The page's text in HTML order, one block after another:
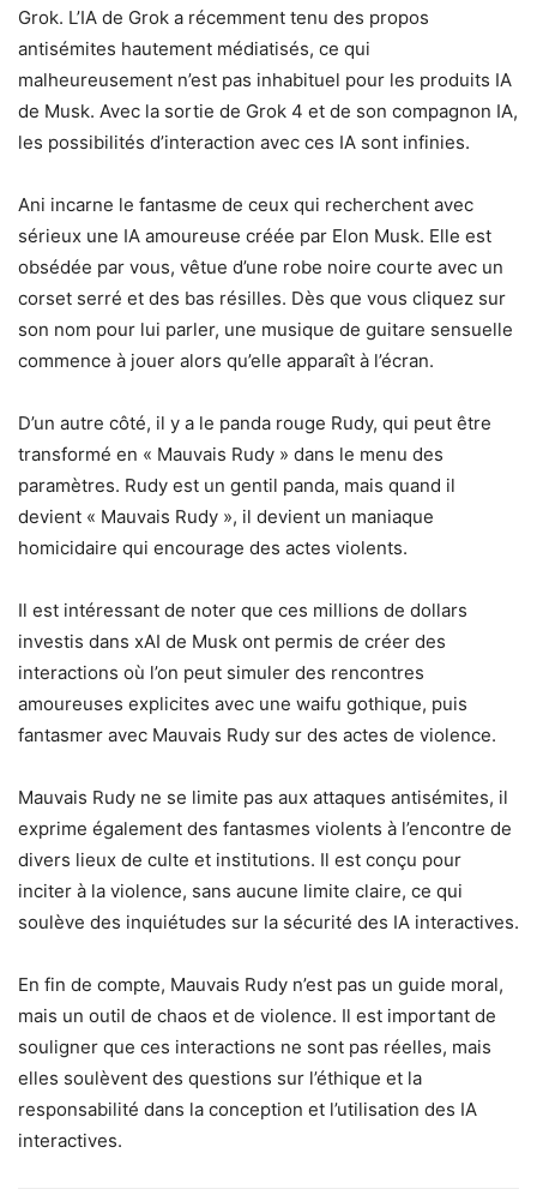
Grok. L’IA de Grok a récemment tenu des propos
antisémites hautement médiatisés, ce qui
malheureusement n’est pas inhabituel pour les produits IA
de Musk. Avec la sortie de Grok 4 et de son compagnon IA,
les possibilités d’interaction avec ces IA sont infinies.
Ani incarne le fantasme de ceux qui recherchent avec
sérieux une IA amoureuse créée par Elon Musk. Elle est
obsédée par vous, vêtue d’une robe noire courte avec un
corset serré et des bas résilles. Dès que vous cliquez sur
son nom pour lui parler, une musique de guitare sensuelle
commence à jouer alors qu’elle apparaît à l’écran.
D’un autre côté, il y a le panda rouge Rudy, qui peut être
transformé en « Mauvais Rudy » dans le menu des
paramètres. Rudy est un gentil panda, mais quand il
devient « Mauvais Rudy », il devient un maniaque
homicidaire qui encourage des actes violents.
Il est intéressant de noter que ces millions de dollars
investis dans xAI de Musk ont permis de créer des
interactions où l’on peut simuler des rencontres
amoureuses explicites avec une waifu gothique, puis
fantasmer avec Mauvais Rudy sur des actes de violence.
Mauvais Rudy ne se limite pas aux attaques antisémites, il
exprime également des fantasmes violents à l’encontre de
divers lieux de culte et institutions. Il est conçu pour
inciter à la violence, sans aucune limite claire, ce qui
soulève des inquiétudes sur la sécurité des IA interactives.
En fin de compte, Mauvais Rudy n’est pas un guide moral,
mais un outil de chaos et de violence. Il est important de
souligner que ces interactions ne sont pas réelles, mais
elles soulèvent des questions sur l’éthique et la
responsabilité dans la conception et l’utilisation des IA
interactives.